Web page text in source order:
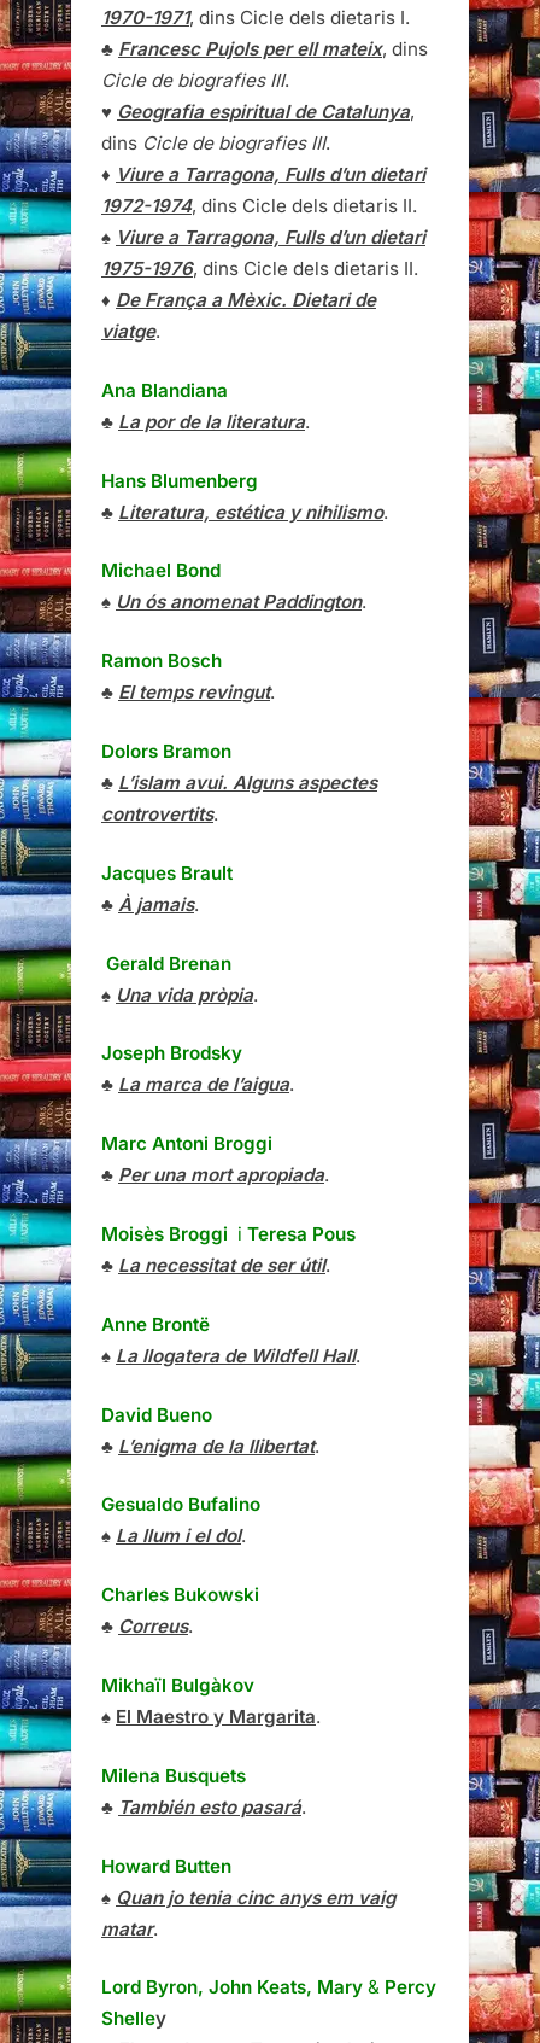
1970-1971, dins Cicle dels dietaris I.
♣ Francesc Pujols per ell mateix, dins
Cicle de biografies III.
♥ Geografia espiritual de Catalunya,
dins Cicle de biografies III.
♦ Viure a Tarragona, Fulls d’un dietari
1972-1974, dins Cicle dels dietaris II.
♠ Viure a Tarragona, Fulls d’un dietari
1975-1976, dins Cicle dels dietaris II.
♦ De França a Mèxic. Dietari de
viatge.
Ana Blandiana
♣ La por de la literatura.
Hans Blumenberg
♣ Literatura, estética y nihilismo.
Michael Bond
♠ Un ós anomenat Paddington.
Ramon Bosch
♣ El temps revingut.
Dolors Bramon
♣ L’islam avui. Alguns aspectes
controvertits.
Jacques Brault
♣ À jamais.
Gerald Brenan
♠ Una vida pròpia.
Joseph Brodsky
♣ La marca de l’aigua.
Marc Antoni Broggi
♣ Per una mort apropiada.
Moisès Broggi i Teresa Pous
♣ La necessitat de ser útil.
Anne Brontë
♠ La llogatera de Wildfell Hall.
David Bueno
♣ L’enigma de la llibertat.
Gesualdo Bufalino
♠ La llum i el dol.
Charles Bukowski
♣ Correus.
Mikhaïl Bulgàkov
♠ El Maestro y Margarita.
Milena Busquets
♣ También esto pasará.
Howard Butten
♠ Quan jo tenia cinc anys em vaig
matar.
Lord Byron, John Keats, Mary & Percy
Shelley